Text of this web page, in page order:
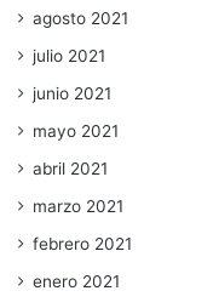
agosto 2021
julio 2021
junio 2021
mayo 2021
abril 2021
marzo 2021
febrero 2021
enero 2021